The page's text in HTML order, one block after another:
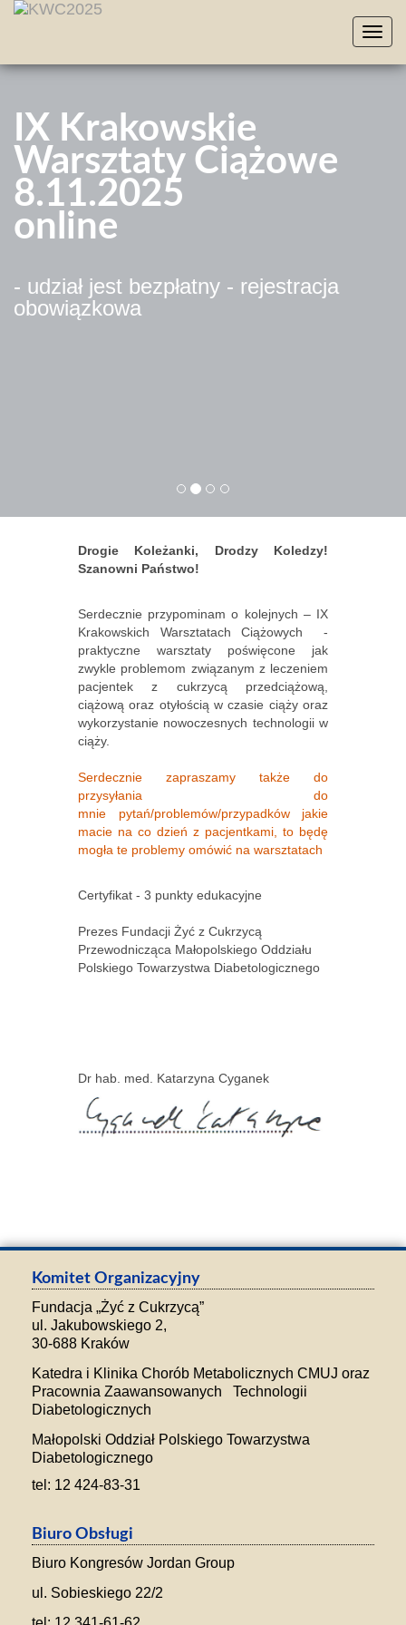
IX Krakowskie
Warsztaty Ciążowe
8.11.2025
online
- udział jest bezpłatny - rejestracja
obowiązkowa
Drogie Koleżanki, Drodzy Koledzy!
Szanowni Państwo!
Serdecznie przypominam o kolejnych – IX
Krakowskich Warsztatach Ciążowych -
praktyczne warsztaty poświęcone jak
zwykle problemom związanym z leczeniem
pacjentek z cukrzycą przedciążową,
ciążową oraz otyłością w czasie ciąży oraz
wykorzystanie nowoczesnych technologii w
ciąży.
Serdecznie zapraszamy także do
przysyłania do
mnie pytań/problemów/przypadków jakie
macie na co dzień z pacjentkami, to będę
mogła te problemy omówić na warsztatach
Certyfikat - 3 punkty edukacyjne
Prezes Fundacji Żyć z Cukrzycą
Przewodnicząca Małopolskiego Oddziału
Polskiego Towarzystwa Diabetologicznego
Dr hab. med. Katarzyna Cyganek
Komitet Organizacyjny
Fundacja „Żyć z Cukrzycą”
ul. Jakubowskiego 2,
30-688 Kraków
Katedra i Klinika Chorób Metabolicznych CMUJ oraz
Pracownia Zaawansowanych Technologii
Diabetologicznych
Małopolski Oddział Polskiego Towarzystwa
Diabetologicznego
tel: 12 424-83-31
Biuro Obsługi
Biuro Kongresów Jordan Group
ul. Sobieskiego 22/2